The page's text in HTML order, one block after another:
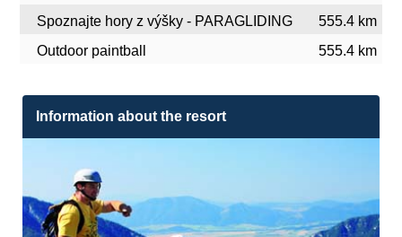
Spoznajte hory z výšky - PARAGLIDING
555.4 km
Outdoor paintball
555.4 km
Information about the resort